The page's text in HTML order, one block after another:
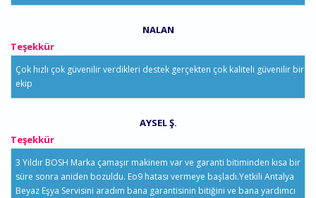
NALAN
Teşekkür
Çok hızlı çok güvenilir verdikleri destek gerçekten çok kaliteli güvenilir bir
ekip
AYSEL Ş.
Teşekkür
3 Yıldır BOSH Marka çamaşır makinem var ve garanti bitiminden kısa bir
süre sonra aniden bozuldu. Eo9 hatası vermeye başladı.Yetkili Antalya
Beyaz Eşya Servisini aradım bana garantisinin bitiğini ve bana yardımcı